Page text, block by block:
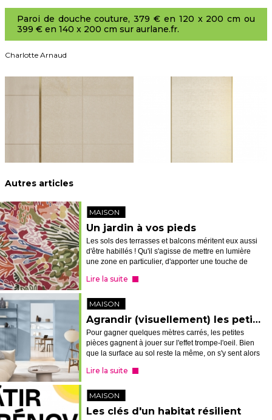
Paroi de douche couture, 379 € en 120 x 200 cm ou
399 € en 140 x 200 cm sur aurlane.fr.
Charlotte Arnaud
Autres articles
MAISON
Un jardin à vos pieds
Les sols des terrasses et balcons méritent eux aussi
d'être habillés ! Qu'il s'agisse de mettre en lumière
une zone en particulier, d'apporter une touche de
distinction dedans/deho...
Lire la suite
MAISON
Agrandir (visuellement) les petits espaces grâce à la peinture
Pour gagner quelques mètres carrés, les petites
pièces gagnent à jouer sur l'effet trompe-l'oeil. Bien
que la surface au sol reste la même, on s'y sent alors
Lire la suite
MAISON
Les clés d'un habitat résilient